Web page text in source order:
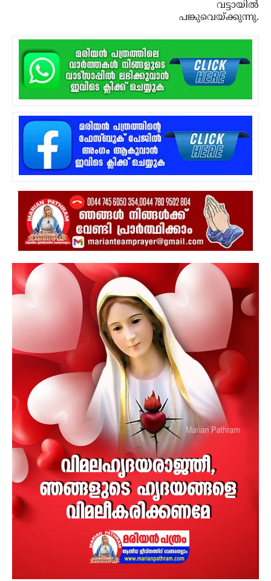
വട്ടായിൽ
പങ്കുവെയ്ക്കുന്നു.